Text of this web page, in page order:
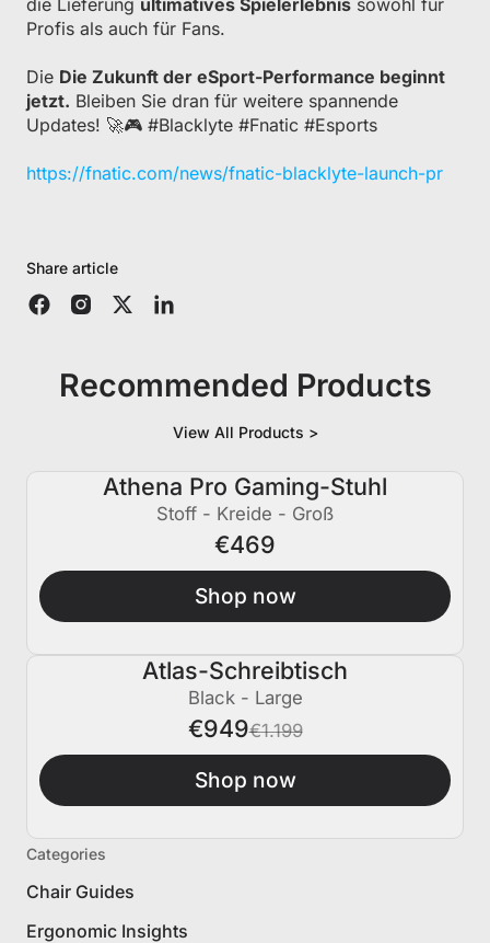
Profis als auch für Fans.
Die Die Zukunft der eSport-Performance beginnt
jetzt. Bleiben Sie dran für weitere spannende
Updates! 🚀🎮 #Blacklyte #Fnatic #Esports
https://fnatic.com/news/fnatic-blacklyte-launch-pr
Share article
Recommended Products
View All Products >
Athena Pro Gaming-Stuhl
Stoff - Kreide - Groß
€469
Shop now
Atlas-Schreibtisch
Black - Large
€949€1.199
Shop now
Categories
Chair Guides
Ergonomic Insights